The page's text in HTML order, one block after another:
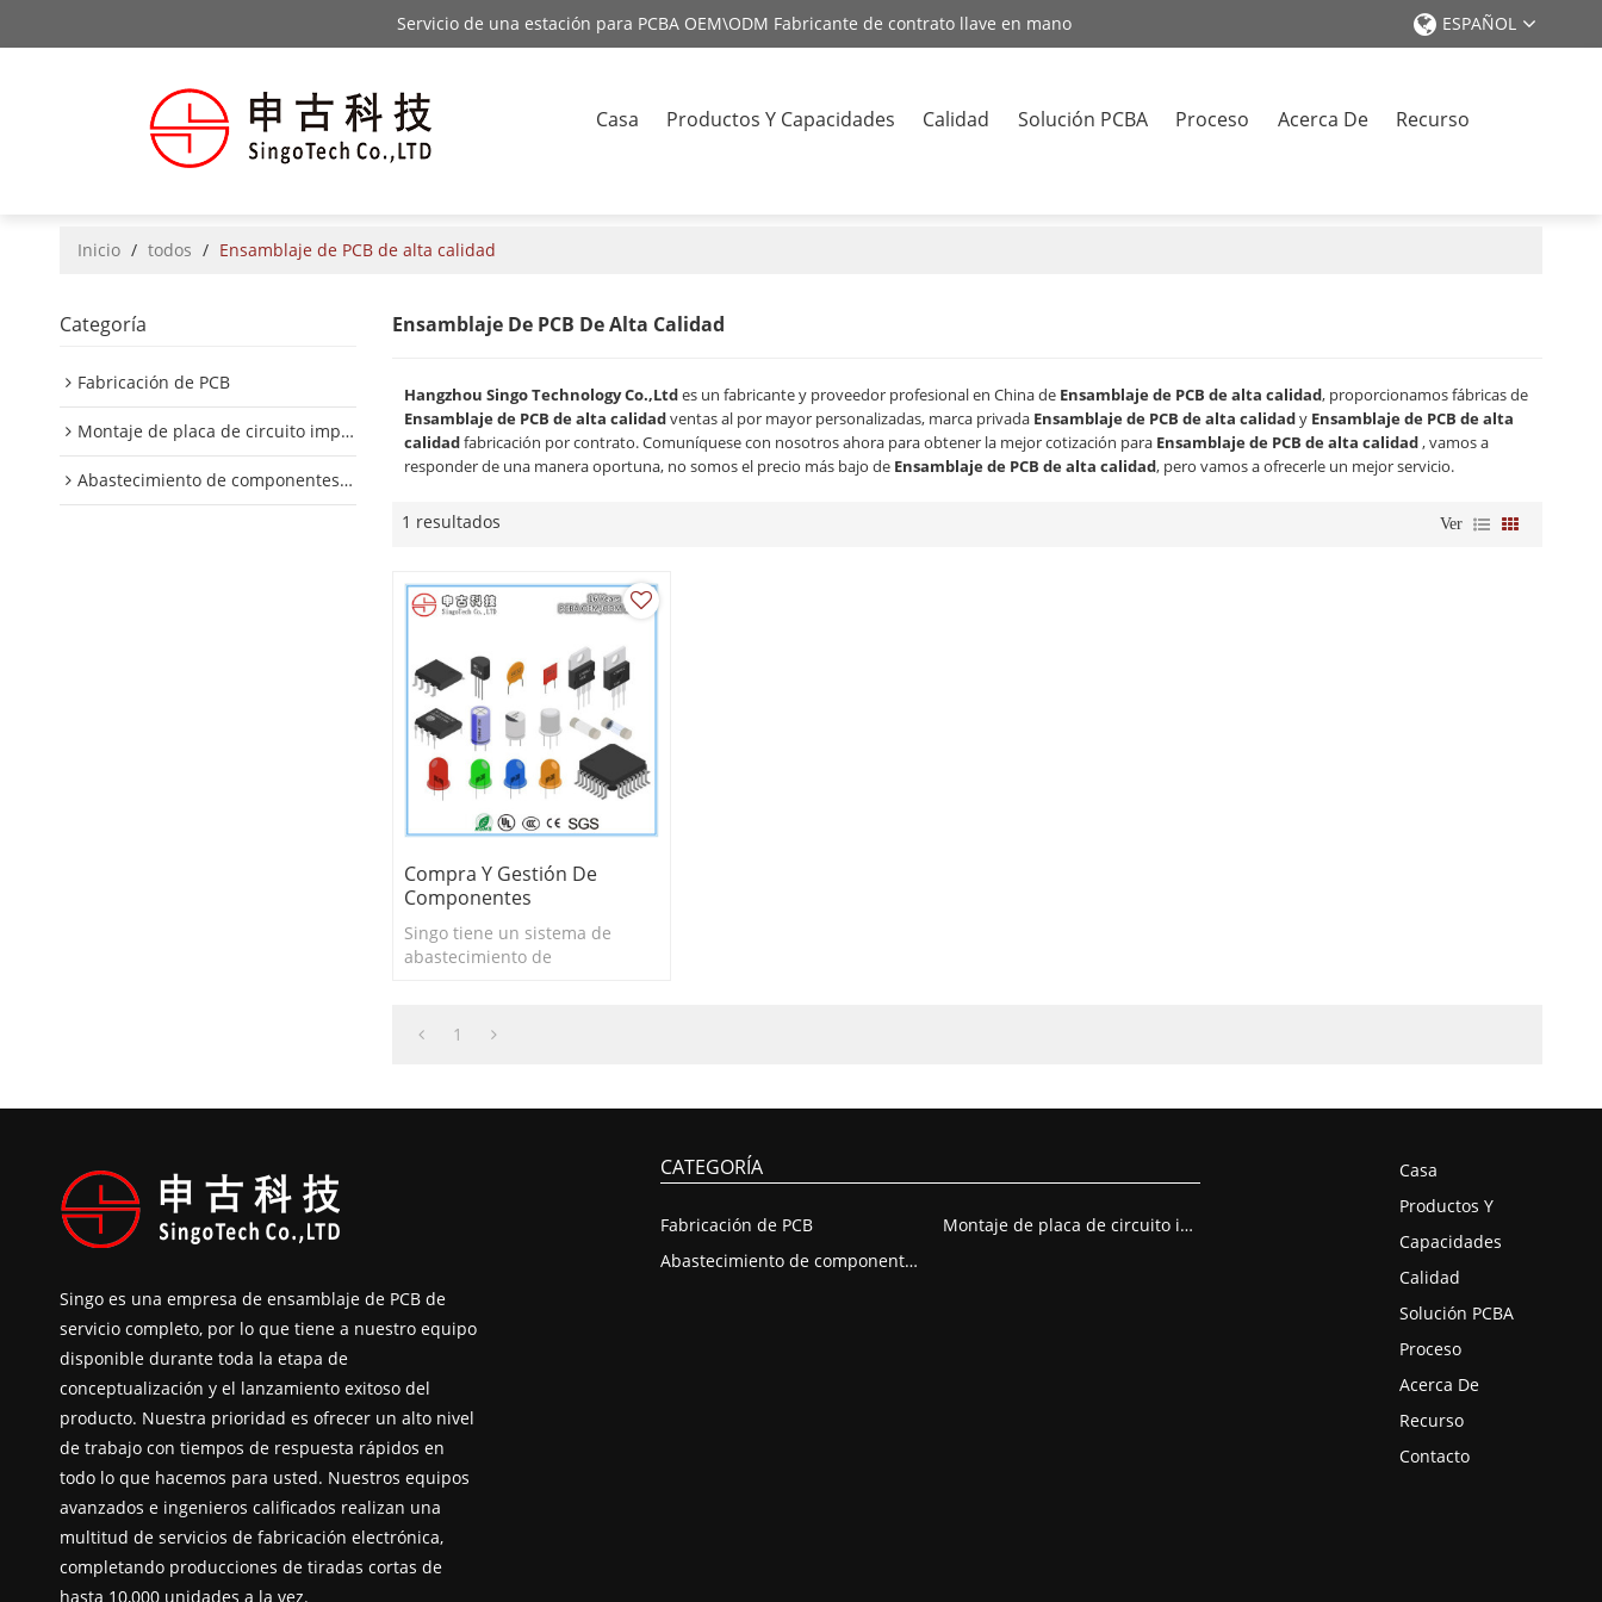
Servicio de una estación para PCBA OEM\ODM Fabricante de contrato llave en mano ESPAÑOL
Casa Productos Y Capacidades Calidad Solución PCBA Proceso Acerca De
Recurso
Inicio / todos / Ensamblaje de PCB de alta calidad
Categoría
Fabricación de PCB
Montaje de placa de circuito impreso
Abastecimiento de componentes de PCB
Ensamblaje De PCB De Alta Calidad
Hangzhou Singo Technology Co.,Ltdes un fabricante y proveedor profesional en China de Ensamblaje de PCB de alta calidad, proporcionamos fábricas de
Ensamblaje de PCB de alta calidadventas al por mayor personalizadas, marca privada Ensamblaje de PCB de alta calidady Ensamblaje de PCB de alta
calidadfabricación por contrato. Comuníquese con nosotros ahora para obtener la mejor cotización para Ensamblaje de PCB de alta calidad, vamos a
responder de una manera oportuna, no somos el precio más bajo de Ensamblaje de PCB de alta calidad, pero vamos a ofrecerle un mejor servicio.
1 resultados Ver
Compra Y Gestión De
Componentes
Singo tiene un sistema de
abastecimiento de
de PCB.1
Singo es una empresa de ensamblaje de PCB de
servicio completo, por lo que tiene a nuestro equipo
disponible durante toda la etapa de
conceptualización y el lanzamiento exitoso del
producto. Nuestra prioridad es ofrecer un alto nivel
de trabajo con tiempos de respuesta rápidos en
todo lo que hacemos para usted. Nuestros equipos
avanzados e ingenieros calificados realizan una
multitud de servicios de fabricación electrónica,
completando producciones de tiradas cortas de
hasta 10,000 unidades a la vez.
CATEGORÍA
Fabricación de PCB
Montaje de placa de circuito impreso
Abastecimiento de componentes de PCB
Casa
Productos Y
Capacidades
Calidad
Solución PCBA
Proceso
Acerca De
Recurso
Contacto